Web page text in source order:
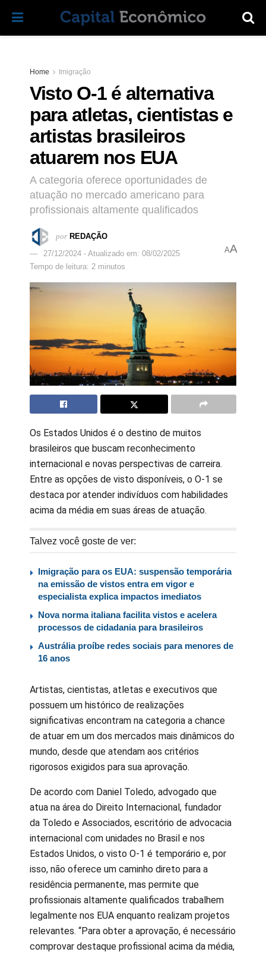
Home Imigração
Visto O-1 é alternativa
para atletas, cientistas e
artistas brasileiros
atuarem nos EUA
A categoria oferece oportunidades de
atuação no mercado americano para
profissionais altamente qualificados
por REDAÇÃO
27/12/2024 - Atualizado em: 08/02/2025
Tempo de leitura: 2 minutos
AA
Os Estados Unidos é o destino de muitos
brasileiros que buscam reconhecimento
internacional e novas perspectivas de carreira.
Entre as opções de visto disponíveis, o O-1 se
destaca por atender indivíduos com habilidades
acima da média em suas áreas de atuação.
Talvez você goste de ver:
Imigração para os EUA: suspensão temporária
na emissão de vistos entra em vigor e
especialista explica impactos imediatos
Nova norma italiana facilita vistos e acelera
processos de cidadania para brasileiros
Austrália proíbe redes sociais para menores de
16 anos
Artistas, cientistas, atletas e executivos que
possuem um histórico de realizações
significativas encontram na categoria a chance
de atuar em um dos mercados mais dinâmicos do
mundo, desde que atendam aos critérios
rigorosos exigidos para sua aprovação.
De acordo com Daniel Toledo, advogado que
atua na área do Direito Internacional, fundador
da Toledo e Associados, escritório de advocacia
internacional com unidades no Brasil e nos
Estados Unidos, o visto O-1 é temporário e, por
isso, não oferece um caminho direto para a
residência permanente, mas permite que
profissionais altamente qualificados trabalhem
legalmente nos EUA enquanto realizam projetos
relevantes. “Para obter a aprovação, é necessário
comprovar destaque profissional acima da média,